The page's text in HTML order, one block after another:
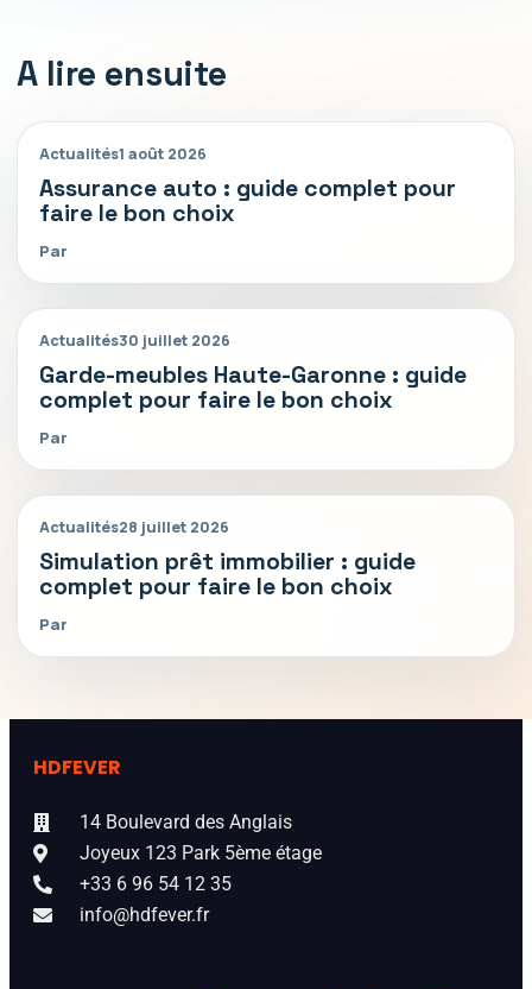
A lire ensuite
Actualités1 août 2026
Assurance auto : guide complet pour
faire le bon choix
Par
Actualités30 juillet 2026
Garde-meubles Haute-Garonne : guide
complet pour faire le bon choix
Par
Actualités28 juillet 2026
Simulation prêt immobilier : guide
complet pour faire le bon choix
Par
HDFEVER
14 Boulevard des Anglais
Joyeux 123 Park 5ème étage
+33 6 96 54 12 35
info@hdfever.fr